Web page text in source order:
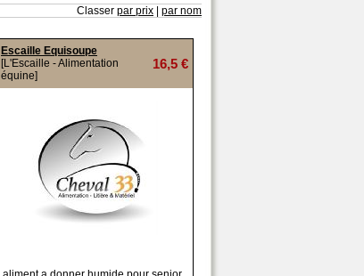
Classer par prix par nom
Escaille Equisoupe
[L'Escaille - Alimentation
équine]
16,5 €